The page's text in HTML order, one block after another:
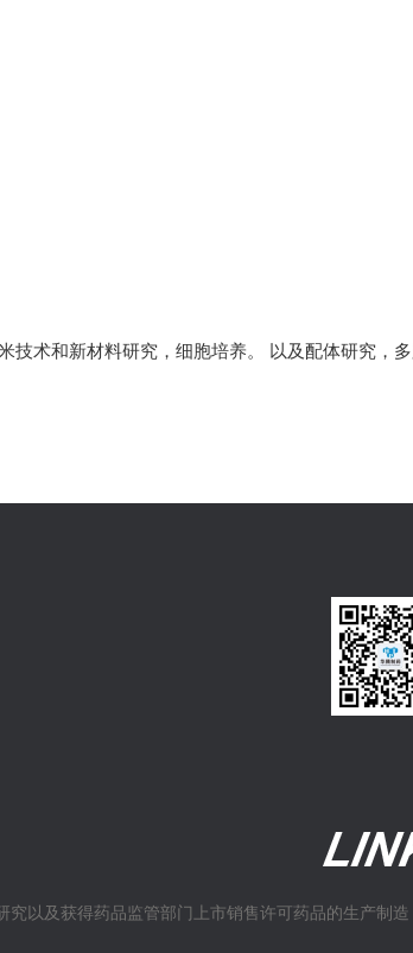
技术和新材料研究，细胞培养。 以及配体研究，
以及获得药品监管部门上市销售许可药品的生产制造